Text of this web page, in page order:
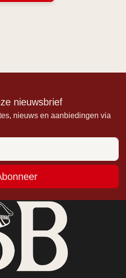
nieuwsbrief
nieuws en aanbiedingen via